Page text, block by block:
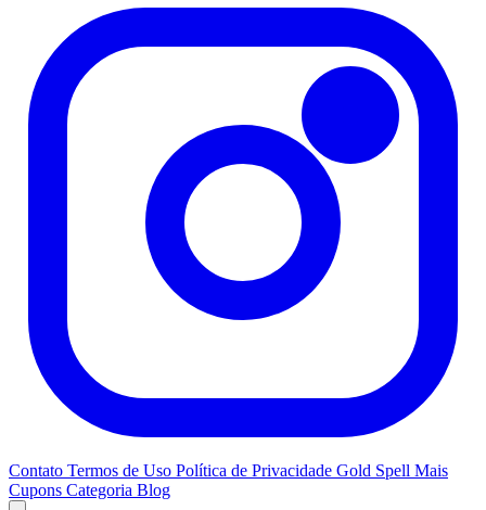
Contato Termos de Uso Política de Privacidade Gold Spell Mais
Cupons Categoria Blog